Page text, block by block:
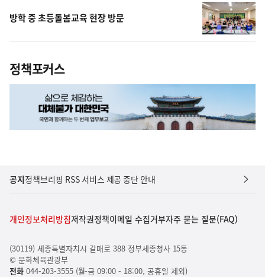
방학 중 초등돌봄교육 현장 방문
정책포커스
공지정책브리핑 RSS 서비스 제공 중단 안내
개인정보처리방침저작권정책이메일 수집거부자주 묻는 질문(FAQ)
(30119) 세종특별자치시 갈매로 388 정부세종청사 15동
© 문화체육관광부
전화044-203-3555 (월-금 09:00 - 18:00, 공휴일 제외)